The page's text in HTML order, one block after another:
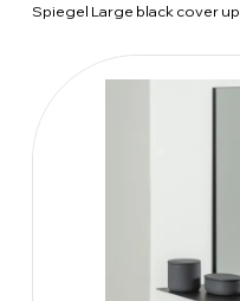
Spiegel Large black cover up